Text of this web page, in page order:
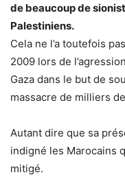
de beaucoup de
Palestiniens.
Cela ne l’a toutefois
2009 lors de
Gaza dans le but de
massacre de milliers
Autant dire que sa
indigné les Marocains
mitigé.